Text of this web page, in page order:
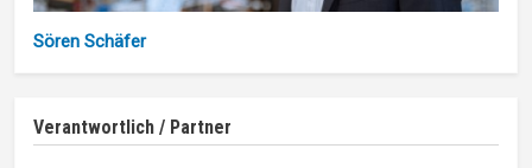
Sören Schäfer
Verantwortlich / Partner